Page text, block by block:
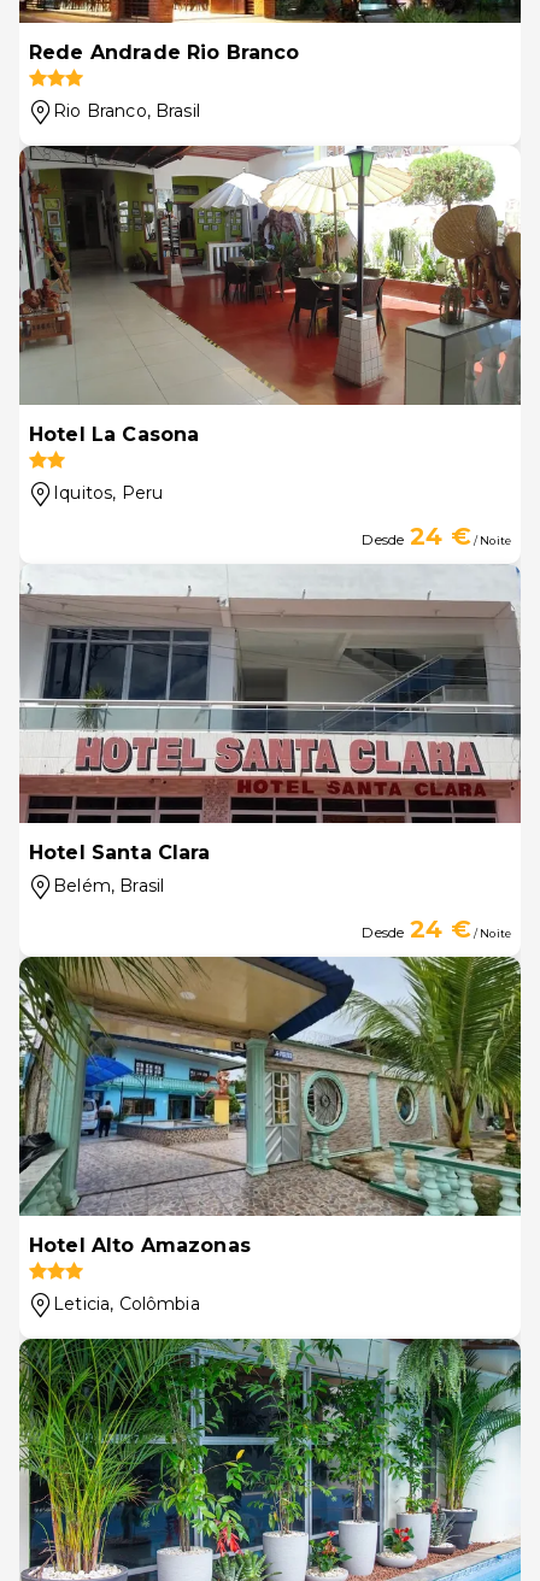
Rede Andrade Rio Branco
Rio Branco, Brasil
Hotel La Casona
Iquitos, Peru
Desde 24 €/ Noite
Hotel Santa Clara
Belém, Brasil
Desde 24 €/ Noite
Hotel Alto Amazonas
Leticia, Colômbia